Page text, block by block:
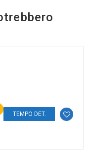
TEMPO DET.